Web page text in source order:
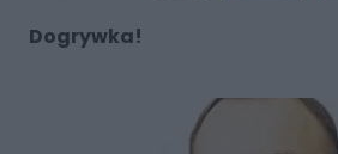
Dogrywka!